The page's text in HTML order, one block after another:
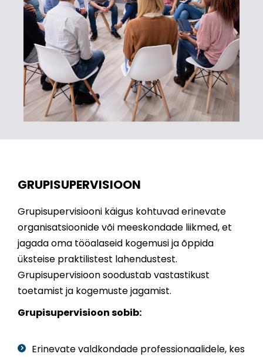
GRUPISUPERVISIOON
Grupisupervisiooni käigus kohtuvad erinevate
organisatsioonide või meeskondade liikmed, et
jagada oma tööalaseid kogemusi ja õppida
üksteise praktilistest lahendustest.
Grupisupervisioon soodustab vastastikust
toetamist ja kogemuste jagamist.
Grupisupervisioon sobib:
Erinevate valdkondade professionaalidele, kes